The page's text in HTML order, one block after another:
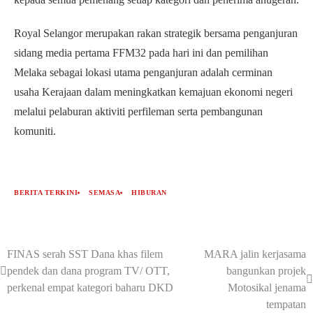
Royal Selangor merupakan rakan strategik bersama penganjuran
sidang media pertama FFM32 pada hari ini dan pemilihan
Melaka sebagai lokasi utama penganjuran adalah cerminan
usaha Kerajaan dalam meningkatkan kemajuan ekonomi negeri
melalui pelaburan aktiviti perfileman serta pembangunan
komuniti.
BERITA TERKINI SEMASA HIBURAN
FINAS serah SST Dana khas filem
pendek dan dana program TV/ OTT,
perkenal empat kategori baharu DKD
MARA jalin kerjasama
bangunkan projek
Motosikal jenama
tempatan